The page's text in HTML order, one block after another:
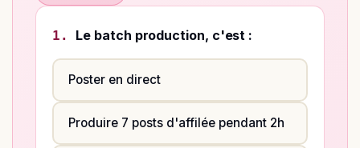
1. Le batch production, c'est :
Poster en direct
Produire 7 posts d'affilée pendant 2h